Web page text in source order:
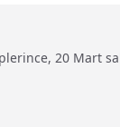
20 Mart